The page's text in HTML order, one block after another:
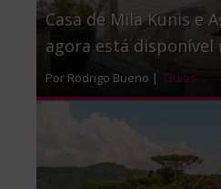
Casa de Mila Kunis e
agora está disponível
Por Rodrigo Bueno | Guias